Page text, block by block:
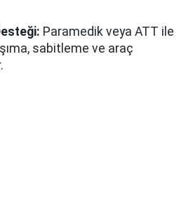
Paramedik veya ATT ile
sabitleme ve araç